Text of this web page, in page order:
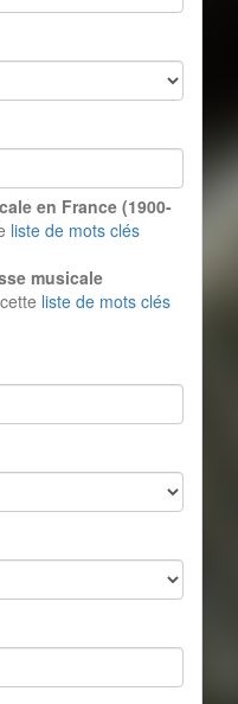
en France (1900-
liste de mots clés
musicale
liste de mots clés